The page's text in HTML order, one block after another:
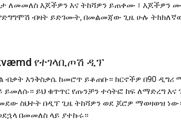
ለመመለስ እጆችዎን እና ትከሻዎን ይጠቀሙ ፣ እጆችዎን
ብዛት ይድገሙት, በመልመጃው ጊዜ ሁሉ
የተገላቢጦሽ ዲፕ
ብቃት እንቅስቃሴ ከመሮጥ ይቆጠቡ። ክርኖችዎ በ90 ዲግሪ
ይመለሱ። ይህ ቁጥጥር የጡንቻን ተሳትፎ ከፍ ለማድረግ እና
ስህተት በዲፕ ጊዜ ትከሻዎን ወደ ጆሮዎ ማወዛወዝ
በመመለስ ላይ ያተኩሩ።